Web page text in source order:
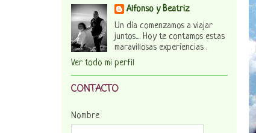
Alfonso y Beatriz
Un día comenzamos a viajar
juntos.... Hoy te contamos estas
maravillosas experiencias .
Ver todo mi perfil
CONTACTO
Nombre